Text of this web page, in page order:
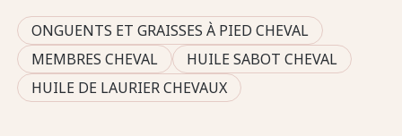
ONGUENTS ET GRAISSES À PIED CHEVAL
MEMBRES CHEVAL
HUILE SABOT CHEVAL
HUILE DE LAURIER CHEVAUX